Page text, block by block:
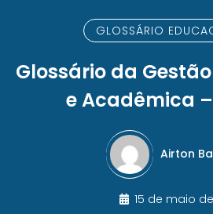
GLOSSÁRIO
Glossário da
e Acadêmica
Airton
15 de maio